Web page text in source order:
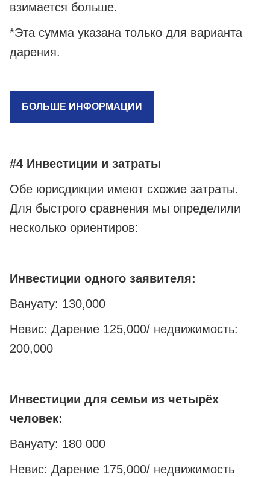
взимается больше.
*Эта сумма указана только для варианта
дарения.
БОЛЬШЕ ИНФОРМАЦИИ
#4 Инвестиции и затраты
Обе юрисдикции имеют схожие затраты.
Для быстрого сравнения мы определили
несколько ориентиров:
Инвестиции одного заявителя:
Вануату: 130,000
Невис: Дарение 125,000/ недвижимость:
200,000
Инвестиции для семьи из четырёх
человек:
Вануату: 180 000
Невис: Дарение 175,000/ недвижимость